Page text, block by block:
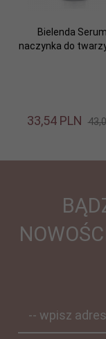
Bielenda
naczynka do
33,54 PLN
-- wpisz